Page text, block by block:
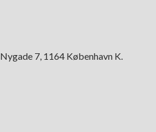
Nygade 7, 1164 København K.